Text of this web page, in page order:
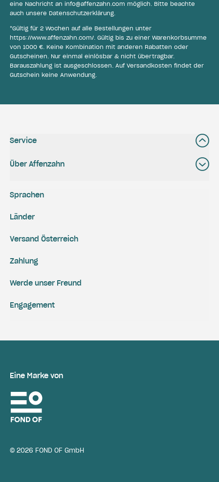
eine Nachricht an info@affenzahn.com möglich. Bitte beachte
auch unsere Datenschutzerklärung.
*Gültig für 2 Wochen auf alle Bestellungen unter
https://www.affenzahn.com/. Gültig bis zu einer Warenkorbsumme
von 1000 €. Keine Kombination mit anderen Rabatten oder
Gutscheinen. Nur einmal einlösbar & nicht übertragbar.
Barauszahlung ist ausgeschlossen. Auf Versandkosten findet der
Gutschein keine Anwendung.
Service
Über Affenzahn
Versand Österreich
Zahlung
Engagement
Werde unser Freund
Sprachen
Länder
Eine Marke von
© 2026 FOND OF GmbH